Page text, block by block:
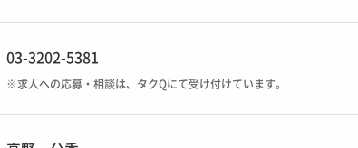
03-3202-5381
※求人への応募・相談は、タクQにて受け付けています。